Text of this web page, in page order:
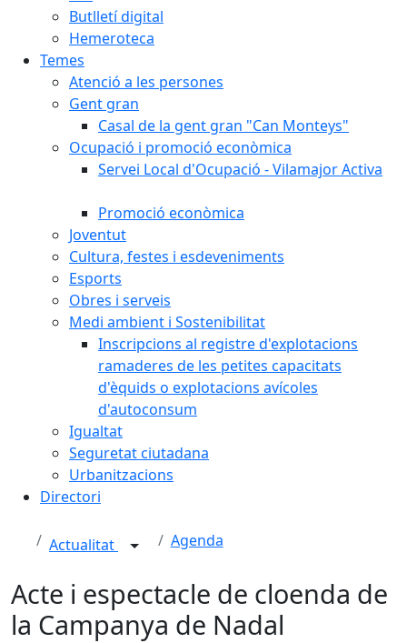
Butlletí digital
Hemeroteca
Temes
Atenció a les persones
Gent gran
Casal de la gent gran "Can Monteys"
Ocupació i promoció econòmica
Servei Local d'Ocupació - Vilamajor Activa
Promoció econòmica
Joventut
Cultura, festes i esdeveniments
Esports
Obres i serveis
Medi ambient i Sostenibilitat
Inscripcions al registre d'explotacions
ramaderes de les petites capacitats
d'èquids o explotacions avícoles
d'autoconsum
Igualtat
Seguretat ciutadana
Urbanitzacions
Directori
Actualitat Agenda
Acte i espectacle de cloenda de
la Campanya de Nadal